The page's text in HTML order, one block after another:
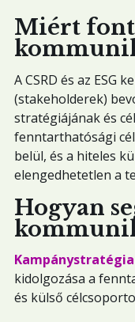
Miért
A CSRD és az ESG
(stakeholderek)
stratégiájának és
fenntarthatósági
belül, és a hiteles
elengedhetetlen a
Hogyan
Kampánystratégia
kidolgozása a
és külső